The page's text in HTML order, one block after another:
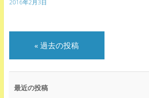
2016年2月3日
« 過去の投稿
最近の投稿